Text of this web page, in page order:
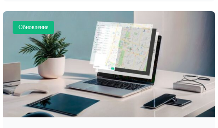
Обновление